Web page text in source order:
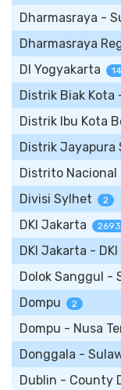
Dharmasraya -
Dharmasraya
DI Yogyakarta
Distrik Biak Kota
Distrik Ibu Kota
Distrik Jayapura
Distrito Nacional
Divisi Sylhet 2
DKI Jakarta 2693
DKI Jakarta -
Dolok Sanggul -
Dompu 2
Dompu - Nusa
Donggala -
Dublin - County